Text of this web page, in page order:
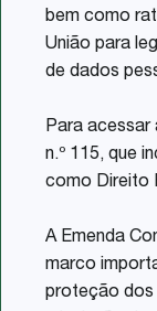
bem como
União para
de dados
Para acessar
n.º 115, que
como Direito
A Emenda
marco
proteção dos